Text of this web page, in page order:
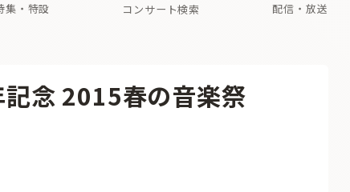
オーケストラの楽屋から 海の向こうの音楽家
集・特設
間違いないオーケストラコンサート
過去の特集
コンサート検索 配信・放送
ジュール 有料ライブ配信スケジュール
た ま や ら わ
念 2015春の音楽祭